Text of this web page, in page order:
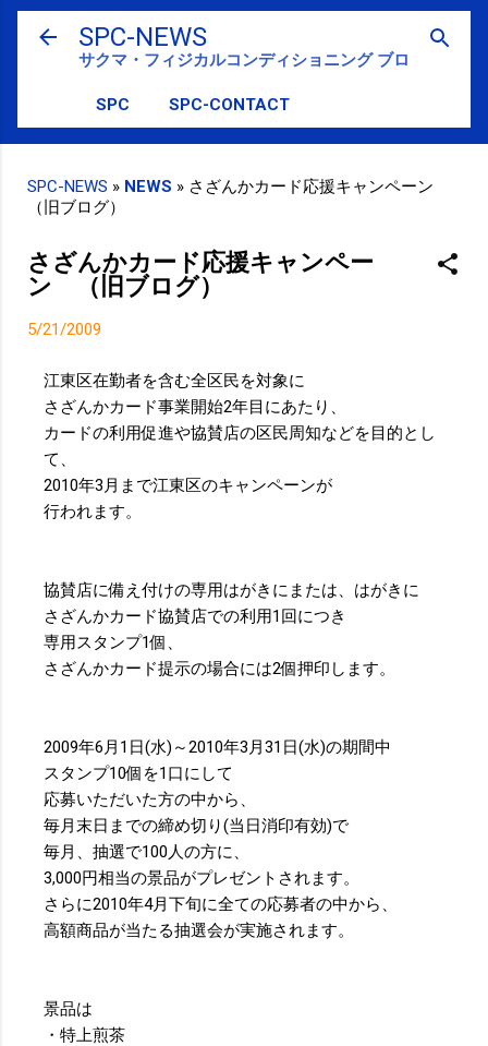
スキップしてメイン コンテンツに移動
SPC-NEWS
サクマ・フィジカルコンディショニング ブログ
SPC SPC-CONTACT
SPC-NEWS » NEWS » さざんかカード応援キャンペーン
（旧ブログ）
さざんかカード応援キャンペー
ン （旧ブログ）
5/21/2009
江東区在勤者を含む全区民を対象に
さざんかカード事業開始2年目にあたり、
カードの利用促進や協賛店の区民周知などを目的とし
て、
2010年3月まで江東区のキャンペーンが
行われます。
協賛店に備え付けの専用はがきにまたは、はがきに
さざんかカード協賛店での利用1回につき
専用スタンプ1個、
さざんかカード提示の場合には2個押印します。
2009年6月1日(水)～2010年3月31日(水)の期間中
スタンプ10個を1口にして
応募いただいた方の中から、
毎月末日までの締め切り(当日消印有効)で
毎月、抽選で100人の方に、
3,000円相当の景品がプレゼントされます。
さらに2010年4月下旬に全ての応募者の中から、
高額商品が当たる抽選会が実施されます。
景品は
・特上煎茶